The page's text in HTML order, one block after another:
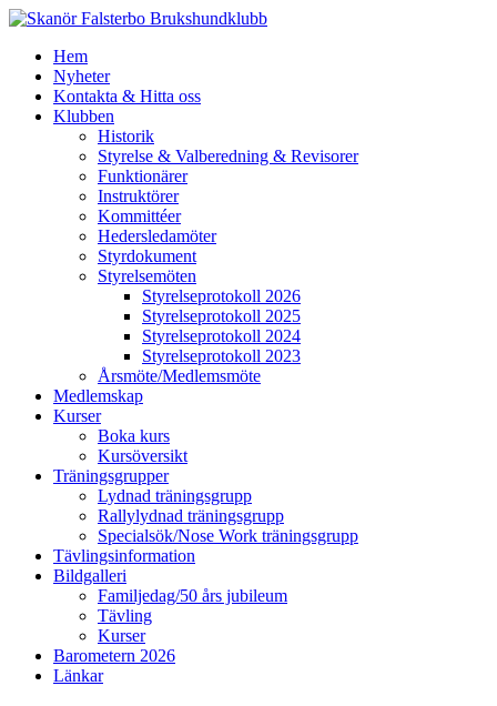
Hem
Nyheter
Kontakta & Hitta oss
Klubben
Historik
Styrelse & Valberedning & Revisorer
Funktionärer
Instruktörer
Kommittéer
Hedersledamöter
Styrdokument
Styrelsemöten
Styrelseprotokoll 2026
Styrelseprotokoll 2025
Styrelseprotokoll 2024
Styrelseprotokoll 2023
Årsmöte/Medlemsmöte
Medlemskap
Kurser
Boka kurs
Kursöversikt
Träningsgrupper
Lydnad träningsgrupp
Rallylydnad träningsgrupp
Specialsök/Nose Work träningsgrupp
Tävlingsinformation
Bildgalleri
Familjedag/50 års jubileum
Tävling
Kurser
Barometern 2026
Länkar